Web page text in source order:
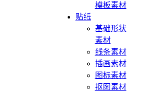
模板素材
贴纸
基础形状
素材
线条素材
插画素材
图标素材
抠图素材